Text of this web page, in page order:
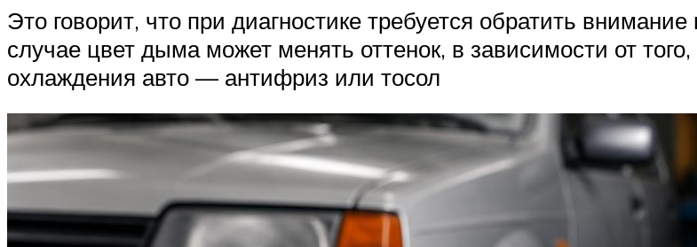
Это говорит, что при диагностике требуется обратить
случае цвет дыма может менять оттенок, в зависимости от
охлаждения авто — антифриз или тосол